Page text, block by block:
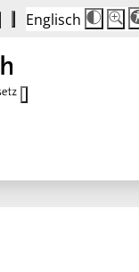
Englisch
Die
100